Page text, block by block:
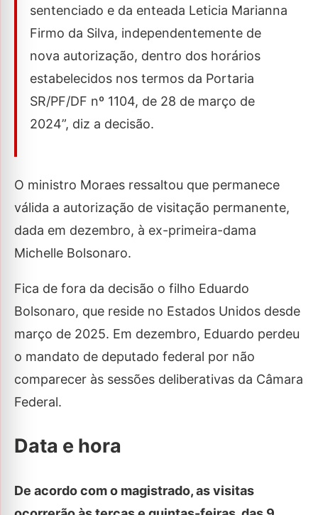
sentenciado e da enteada Leticia Marianna
Firmo da Silva, independentemente de
nova autorização, dentro dos horários
estabelecidos nos termos da Portaria
SR/PF/DF nº 1104, de 28 de março de
2024”, diz a decisão.
O ministro Moraes ressaltou que permanece
válida a autorização de visitação permanente,
dada em dezembro, à ex-primeira-dama
Michelle Bolsonaro.
Fica de fora da decisão o filho Eduardo
Bolsonaro, que reside no Estados Unidos desde
março de 2025. Em dezembro, Eduardo perdeu
o mandato de deputado federal por não
comparecer às sessões deliberativas da Câmara
Federal.
Data e hora
De acordo com o magistrado, as visitas